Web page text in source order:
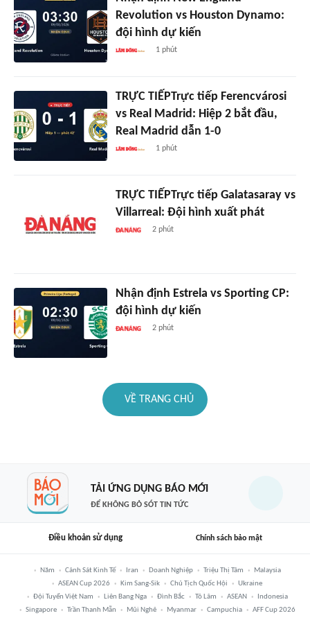
Revolution vs Houston Dynamo:
đội hình dự kiến
1 phút
TRỰC TIẾPTrực tiếp Ferencvárosi
vs Real Madrid: Hiệp 2 bắt đầu,
Real Madrid dẫn 1-0
1 phút
TRỰC TIẾPTrực tiếp Galatasaray vs
Villarreal: Đội hình xuất phát
2 phút
Nhận định Estrela vs Sporting CP:
đội hình dự kiến
2 phút
VỀ TRANG CHỦ
TẢI ỨNG DỤNG BÁO MỚI
ĐỂ KHÔNG BỎ SÓT TIN TỨC
Điều khoản sử dụng Chính sách bảo mật
Năm Cảnh Sát Kinh Tế Iran Doanh Nghiệp Triệu Thị Tâm
Malaysia
ASEAN Cup 2026
Kim Sang-Sik Chủ Tịch Quốc Hội
Ukraine
Đội Tuyển Việt Nam
Liên Bang Nga Đình Bắc Tô Lâm ASEAN
Indonesia
Singapore
Trần Thanh Mẫn Mũi Nghê Myanmar Campuchia AFF Cup 2026